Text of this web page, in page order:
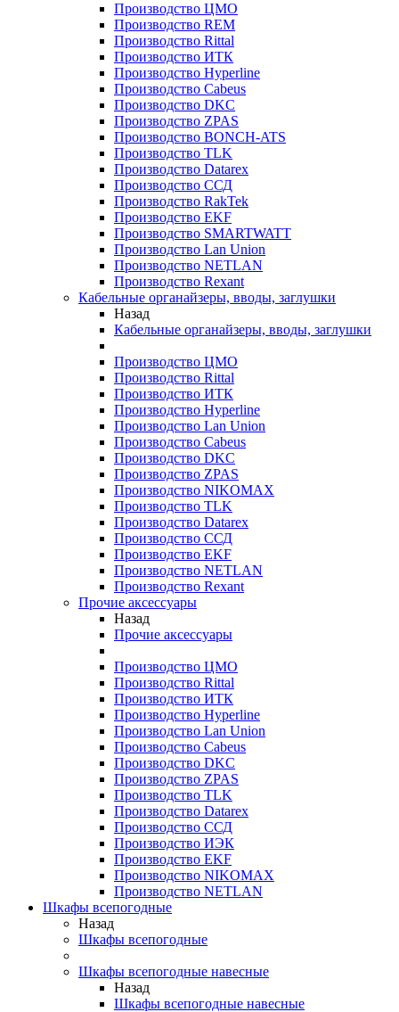
Производство ЦМО
Производство REM
Производство Rittal
Производство ИТК
Производство Hyperline
Производство Cabeus
Производство DKC
Производство ZPAS
Производство BONCH-ATS
Производство TLK
Производство Datarex
Производство ССД
Производство RakTek
Производство EKF
Производство SMARTWATT
Производство Lan Union
Производство NETLAN
Производство Rexant
Кабельные органайзеры, вводы, заглушки
Назад
Кабельные органайзеры, вводы, заглушки
Производство ЦМО
Производство Rittal
Производство ИТК
Производство Hyperline
Производство Lan Union
Производство Cabeus
Производство DKC
Производство ZPAS
Производство NIKOMAX
Производство TLK
Производство Datarex
Производство ССД
Производство EKF
Производство NETLAN
Производство Rexant
Прочие аксеcсуары
Назад
Прочие аксеcсуары
Производство ЦМО
Производство Rittal
Производство ИТК
Производство Hyperline
Производство Lan Union
Производство Cabeus
Производство DKC
Производство ZPAS
Производство TLK
Производство Datarex
Производство ССД
Производство ИЭК
Производство EKF
Производство NIKOMAX
Производство NETLAN
Шкафы всепогодные
Назад
Шкафы всепогодные
Шкафы всепогодные навесные
Назад
Шкафы всепогодные навесные